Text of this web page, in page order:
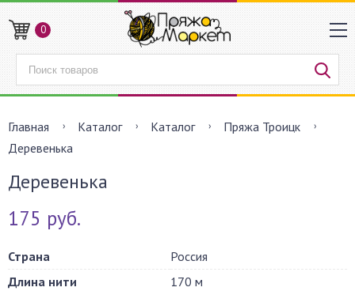
0
Главная Каталог Каталог
Пряжа Троицк
Деревенька
Деревенька
175 руб.
Страна
Россия
Длина нити
170 м